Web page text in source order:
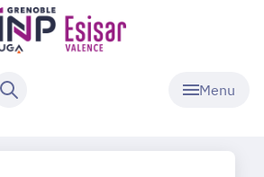
Menu